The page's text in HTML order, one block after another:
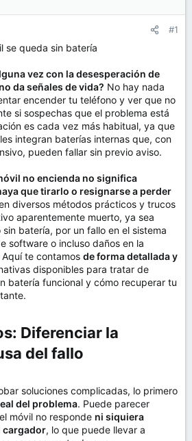
#1
vez con la desesperación de
da señales de vida? No hay nada
encender tu teléfono y ver que no
si sospechas que el problema está
es cada vez más habitual, ya que
integran baterías internas que, con
pueden fallar sin previo aviso.
no encienda no significa
que tirarlo o resignarse a perder
diversos métodos prácticos y trucos
aparentemente muerto, ya sea
batería, por un fallo en el sistema
software o incluso daños en la
te contamos de forma detallada y
disponibles para tratar de
batería funcional y cómo recuperar tu
Diferenciar la
del fallo​
soluciones complicadas, lo primero
del problema. Puede parecer
móvil no responde ni siquiera
cargador, lo que puede llevar a